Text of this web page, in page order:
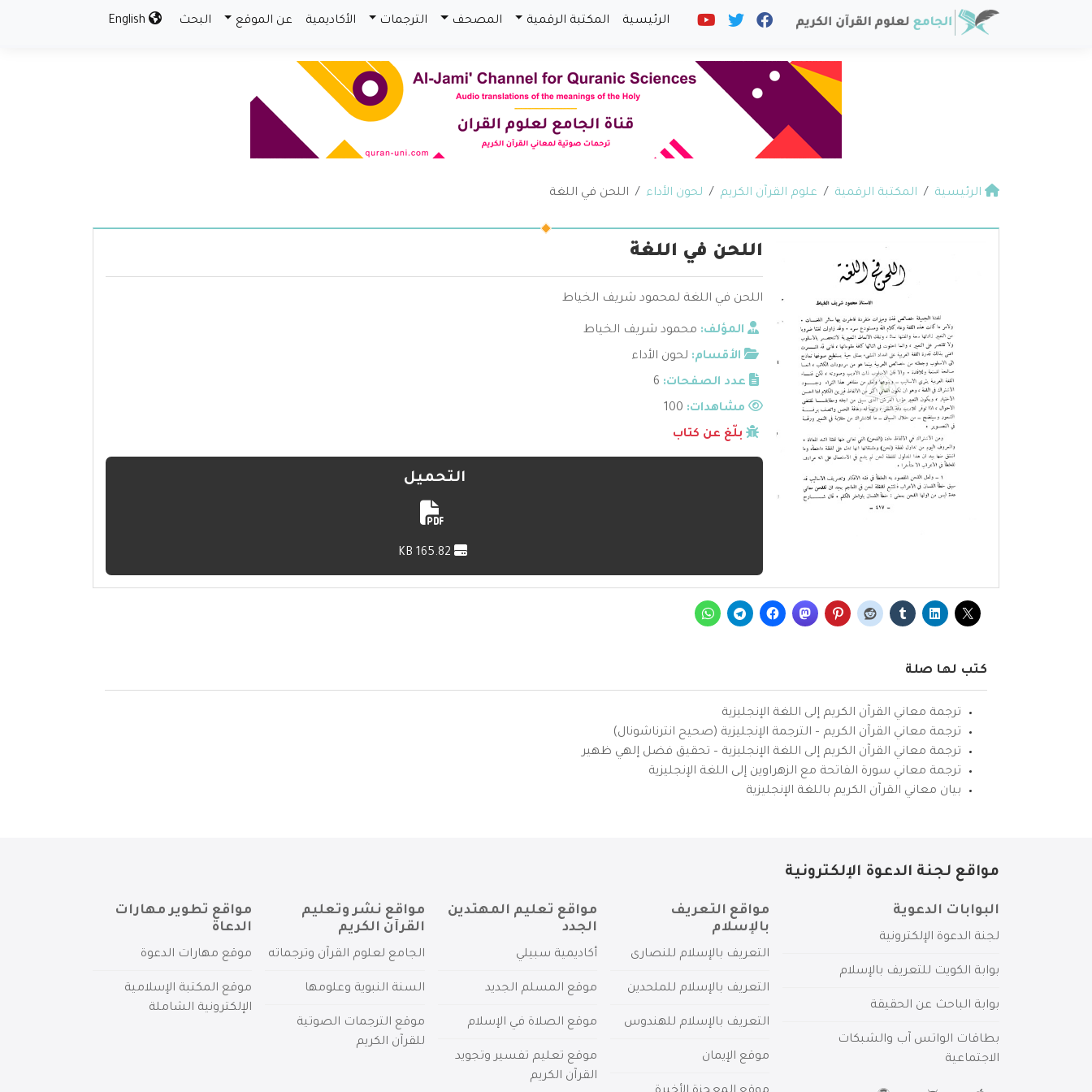
الرئيسية المكتبة الرقمية المصحف الترجمات الأكاديمية عن الموقع البحث
الرئيسية المكتبة الرقمية علوم القرآن الكريم لحون الأداء اللحن في اللغة
اللحن في اللغة
اللحن في اللغة لمحمود شريف الخياط
المؤلف: محمود شريف الخياط
الأقسام: لحون الأداء
عدد الصفحات: 6
مشاهدات:
بلّغ عن كتاب
التحميل
كتب لها صلة
ترجمة معاني القرآن الكريم إلى اللغة الإنجليزية
ترجمة معاني القرآن الكريم – الترجمة الإنجليزية (صحيح انترناشونال)
ترجمة معاني القرآن الكريم إلى اللغة الإنجليزية – تحقيق فضل إلهي ظهير
ترجمة معاني سورة الفاتحة مع الزهراوين إلى اللغة الإنجليزية
بيان معاني القرآن الكريم باللغة الإنجليزية
مواقع لجنة الدعوة الإلكترونية
البوابات الدعوية
لجنة الدعوة الإلكترونية
بوابة الكويت للتعريف بالإسلام
بوابة الباحث عن الحقيقة
بطاقات الواتس آب والشبكات
الاجتماعية
مواقع التعريف
بالإسلام
التعريف بالإسلام للنصارى
التعريف بالإسلام للملحدين
التعريف بالإسلام للهندوس
موقع الإيمان
مواقع تعليم المهتدين
الجدد
أكاديمية سبيلي
موقع المسلم الجديد
موقع الصلاة في الإسلام
موقع تعليم تفسير وتجويد
القرآن الكريم
مواقع نشر وتعليم
القرآن الكريم
الجامع لعلوم القرآن وترجماته
السنة النبوية وعلومها
موقع الترجمات الصوتية
للقرآن الكريم
مواقع تطوير مهارات
الدعاة
موقع مهارات الدعوة
موقع المكتبة الإسلامية
الإلكترونية الشاملة